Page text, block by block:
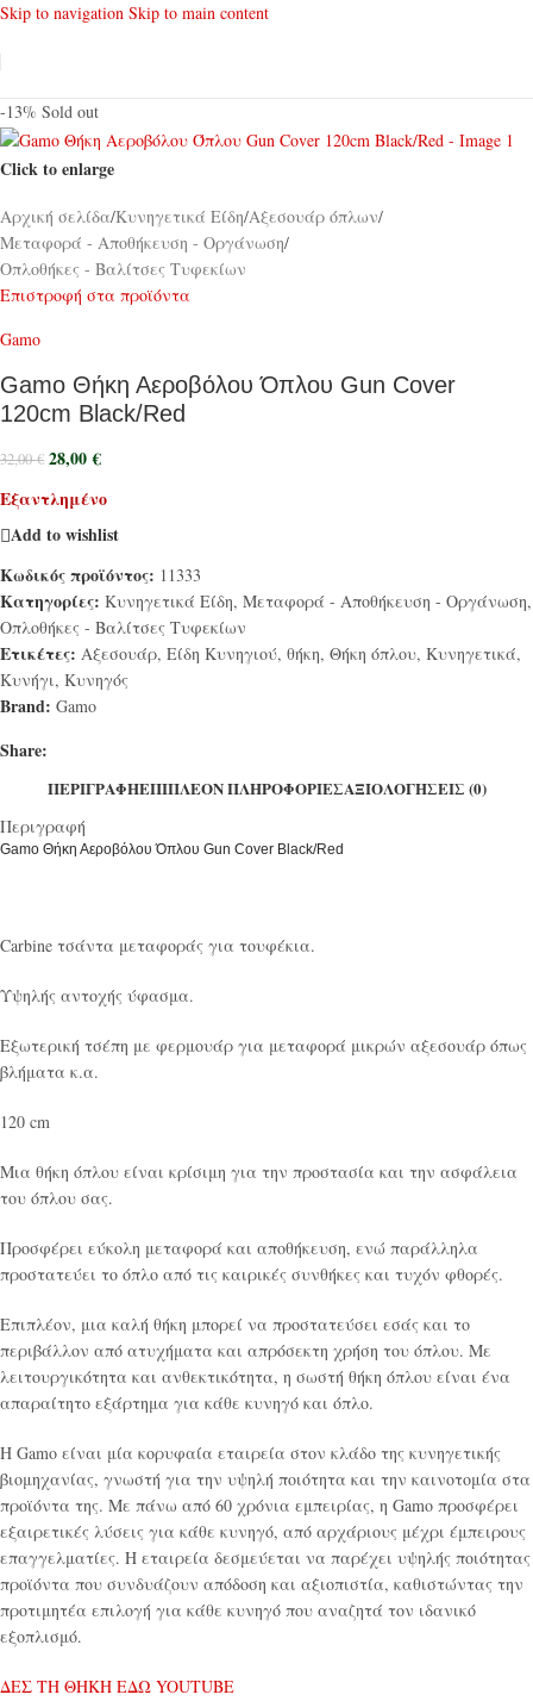
Skip to navigation Skip to main content
-13% Sold out
Click to enlarge
Αρχική σελίδα/Κυνηγετικά Είδη/Αξεσουάρ όπλων/
Μεταφορά - Αποθήκευση - Οργάνωση/
Οπλοθήκες - Βαλίτσες Τυφεκίων
Επιστροφή στα προϊόντα
Gamo
Gamo Θήκη Αεροβόλου Όπλου Gun Cover
120cm Black/Red
32,00€ 28,00€
Εξαντλημένο
Add to wishlist
Κωδικός προϊόντος: 11333
Κατηγορίες: Κυνηγετικά Είδη, Μεταφορά - Αποθήκευση - Οργάνωση,
Οπλοθήκες - Βαλίτσες Τυφεκίων
Ετικέτες: Αξεσουάρ, Είδη Κυνηγιού, θήκη, Θήκη όπλου, Κυνηγετικά,
Κυνήγι, Κυνηγός
Brand: Gamo
Share:
ΠΕΡΙΓΡΑΦΉΕΠΙΠΛΈΟΝ ΠΛΗΡΟΦΟΡΊΕΣΑΞΙΟΛΟΓΉΣΕΙΣ (0)
Περιγραφή
Gamo Θήκη Αεροβόλου Όπλου Gun Cover Black/Red
Carbine τσάντα μεταφοράς για τουφέκια.
Υψηλής αντοχής ύφασμα.
Εξωτερική τσέπη με φερμουάρ για μεταφορά μικρών αξεσουάρ όπως
βλήματα κ.α.
120 cm
Μια θήκη όπλου είναι κρίσιμη για την προστασία και την ασφάλεια
του όπλου σας.
Προσφέρει εύκολη μεταφορά και αποθήκευση, ενώ παράλληλα
προστατεύει το όπλο από τις καιρικές συνθήκες και τυχόν φθορές.
Επιπλέον, μια καλή θήκη μπορεί να προστατεύσει εσάς και το
περιβάλλον από ατυχήματα και απρόσεκτη χρήση του όπλου. Με
λειτουργικότητα και ανθεκτικότητα, η σωστή θήκη όπλου είναι ένα
απαραίτητο εξάρτημα για κάθε κυνηγό και όπλο.
Η Gamo είναι μία κορυφαία εταιρεία στον κλάδο της κυνηγετικής
βιομηχανίας, γνωστή για την υψηλή ποιότητα και την καινοτομία στα
προϊόντα της. Με πάνω από 60 χρόνια εμπειρίας, η Gamo προσφέρει
εξαιρετικές λύσεις για κάθε κυνηγό, από αρχάριους μέχρι έμπειρους
επαγγελματίες. Η εταιρεία δεσμεύεται να παρέχει υψηλής ποιότητας
προϊόντα που συνδυάζουν απόδοση και αξιοπιστία, καθιστώντας την
προτιμητέα επιλογή για κάθε κυνηγό που αναζητά τον ιδανικό
εξοπλισμό.
ΔΕΣ ΤΗ ΘΗΚΗ ΕΔΩ YOUTUBE